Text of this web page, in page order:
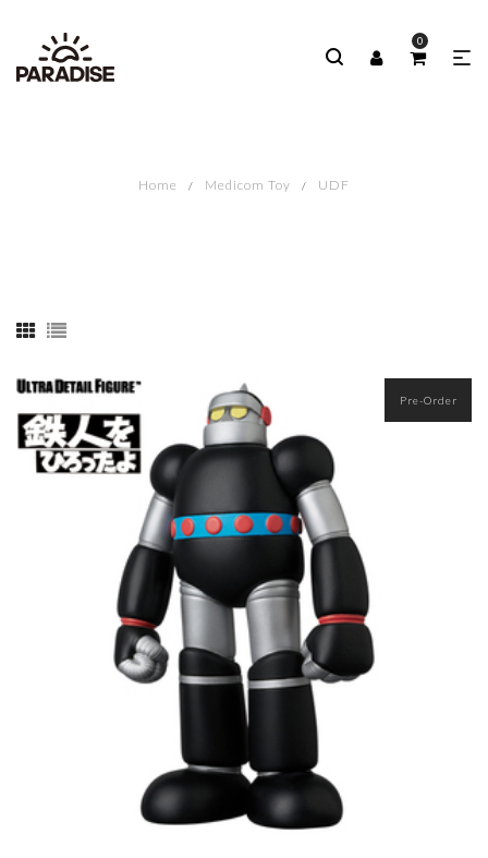
0
Home Medicom Toy UDF
Pre-Order